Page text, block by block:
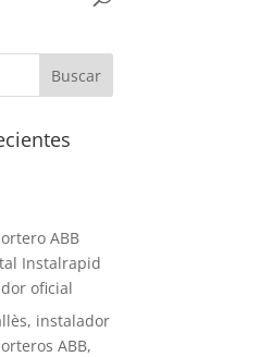
ABB
Instalrapid
oficial
instalador
ABB,